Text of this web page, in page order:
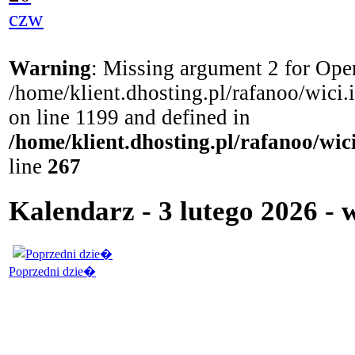
czw
Warning: Missing argument 2 for
/home/klient.dhosting.pl/rafanoo/
on line 1199 and defined in
/home/klient.dhosting.pl/rafanoo/
line 267
Kalendarz - 3 lutego 2026 -
Poprzedni dzie�